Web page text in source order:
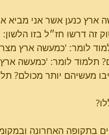
ארץ כנען אשר אני מביא
זה דרשו חז״ל בזו
לומר: 'כמעשה ארץ
תלמוד לומר: 'כמעשה
מעשיהם יותר מכולם?
בתקופה האחרונה